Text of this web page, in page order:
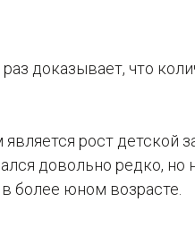
доказывает, что
рост детской
довольно редко, но
более юном возрасте.